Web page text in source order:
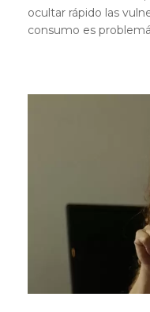
ocultar rápido las
consumo es